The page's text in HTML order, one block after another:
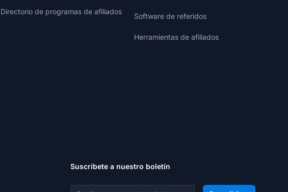
Directorio de programas de afiliados
Software de referidos
Herramientas de afiliados
Suscríbete a nuestro boletín